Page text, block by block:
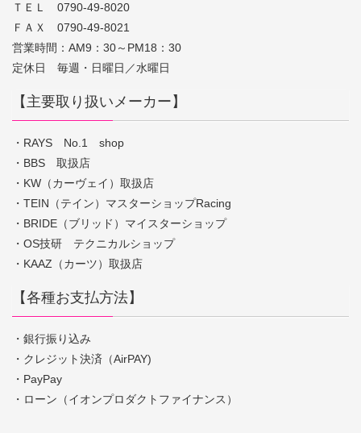
ＴＥＬ 0790-49-8020
ＦＡＸ 0790-49-8021
営業時間：AM9：30～PM18：30
定休日 毎週・日曜日／水曜日
【主要取り扱いメーカー】
・RAYS No.1 shop
・BBS 取扱店
・KW（カーヴェイ）取扱店
・TEIN（テイン）マスターショップRacing
・BRIDE（ブリッド）マイスターショップ
・OS技研 テクニカルショップ
・KAAZ（カーツ）取扱店
【各種お支払方法】
・銀行振り込み
・クレジット決済（AirPAY)
・PayPay
・ローン（イオンプロダクトファイナンス）